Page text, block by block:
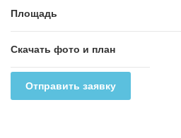
Площадь
Скачать фото и план
Отправить заявку